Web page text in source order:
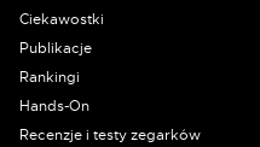
Ciekawostki
Publikacje
Rankingi
Hands-On
Recenzje i testy zegarków